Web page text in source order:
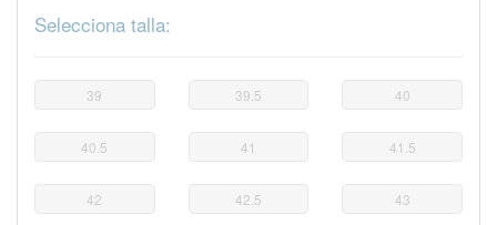
Selecciona talla:
39 39.5 40
40.5 41 41.5
42 42.5 43